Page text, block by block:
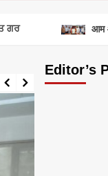
आम आदमी
Editor’s